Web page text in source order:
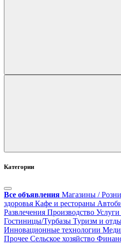
Категории
Все объявления Магазины /
здоровья Кафе и рестораны
Развлечения Производство Услуги
Гостиницы/Турбазы Туризм и
Инновационные технологии
Прочее Сельское хозяйство